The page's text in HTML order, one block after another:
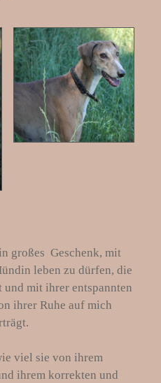
großes Geschenk, mit
leben zu dürfen, die
und mit ihrer entspannten
ihrer Ruhe auf mich
viel sie von ihrem
ihrem korrekten und